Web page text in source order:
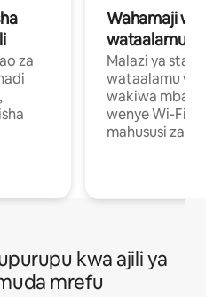
za
Wahamaji
wataalamu
Malazi ya
wataalamu
wakiwa mbali
wenye Wi-Fi
mahususi za
kwa ajili ya
mrefu